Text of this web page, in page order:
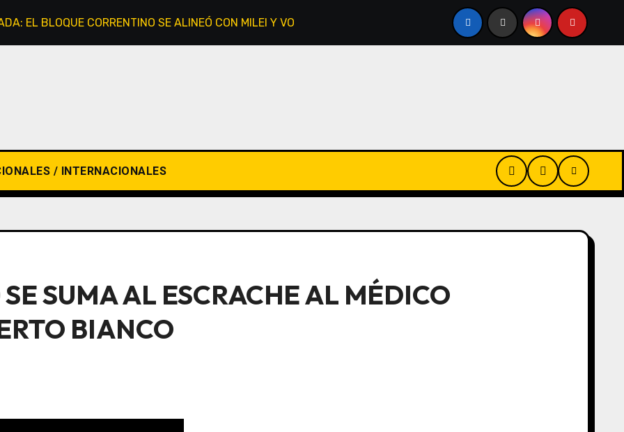
EL BLOQUE CORRENTINO SE ALINEÓ CON MILEI Y VOTÓ A FAVOR ALEJANDRA VIGO AFIRMÓ QUE EL
/ INTERNACIONALES
SUMA AL ESCRACHE AL MÉDICO
BIANCO